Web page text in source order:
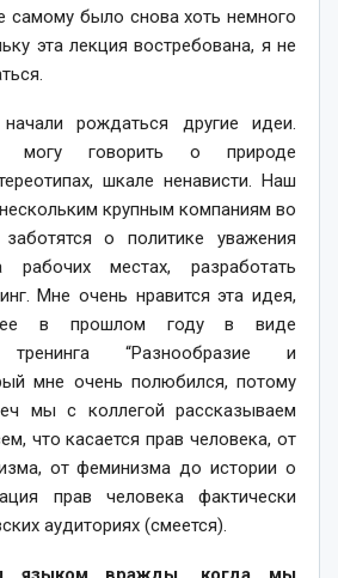
самому было снова хоть немного
эта лекция востребована, я не
рождаться другие идеи.
говорить о природе
шкале ненависти. Наш
крупным компаниям во
о политике уважения
рабочих местах, разработать
Мне очень нравится эта идея,
в прошлом году в виде
тренинга “Разнообразие и
мне очень полюбился, потому
мы с коллегой рассказываем
что касается прав человека, от
от феминизма до истории о
прав человека фактически
аудиториях (смеется).